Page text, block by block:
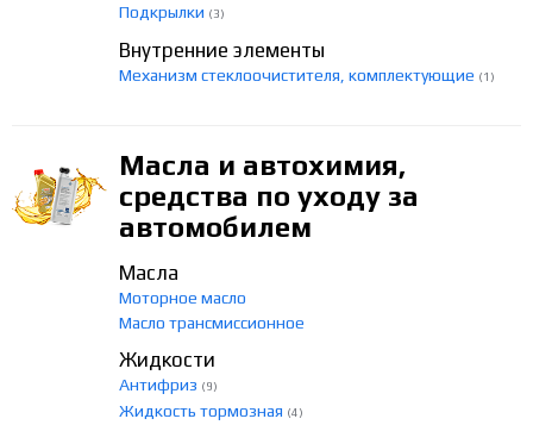
Подкрылки (3)
Внутренние элементы
Механизм стеклоочистителя, комплектующие (1)
Масла и автохимия,
средства по уходу за
автомобилем
Масла
Моторное масло
Масло трансмиссионное
Жидкости
Антифриз (9)
Жидкость тормозная (4)